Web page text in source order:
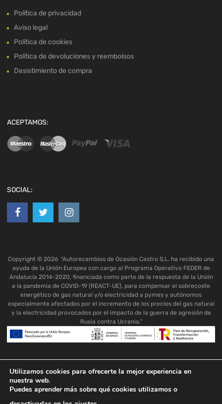
Política de privacidad
Aviso legal
Política de cookies
Política de devoluciones y reembolsos
Desistimiento de compra
ACEPTAMOS:
SOCIAL:
Copyright © 2026 "Autorecambios de Ocasión Castro S.L. ha recibido una
ayuda de la Unión Europea con cargo al Programa Operativo FEDER de
Andalucía 2014-2020, financiada como parte de la respuesta de la Unión
a la pandemia de COVID-19 (REACT-UE), para compensar el sobrecoste
energético de gas natural y/o electricidad a pymes y autónomos
especialmente afectados por el incremento de los precios del gas natural
y la electricidad provocados por el impacto de la guerra de agresión de
Rusia contra Ucrania."
Utilizamos cookies para ofrecerte la mejor experiencia en
nuestra web.
Puedes aprender más sobre qué cookies utilizamos o